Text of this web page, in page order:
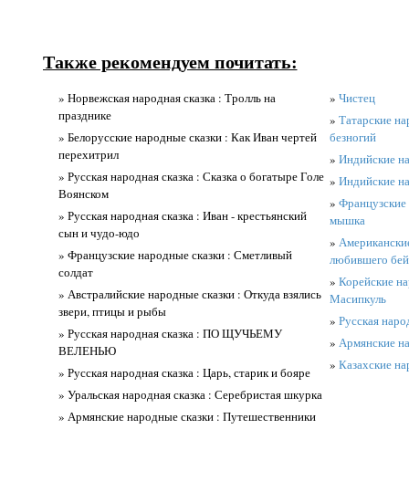
Также рекомендуем почитать:
» Норвежская народная сказка : Тролль на
празднике
» Белорусские народные сказки : Как Иван чертей
перехитрил
» Русская народная сказка : Сказка о богатыре Голе
Воянском
» Русская народная сказка : Иван - крестьянский
сын и чудо-юдо
» Французские народные сказки : Сметливый
солдат
» Австралийские народные сказки : Откуда взялись
звери, птицы и рыбы
» Русская народная сказка : ПО ЩУЧЬЕМУ
ВЕЛЕНЬЮ
» Русская народная сказка : Царь, старик и бояре
» Уральская народная сказка : Серебристая шкурка
» Армянские народные сказки : Путешественники
» Чистец
» Татарские
безногий
» Индийские
» Индийские
»
мышка
»
любившего
» Корейские
Масипкуль
» Русская
» Армянские
» Казахские